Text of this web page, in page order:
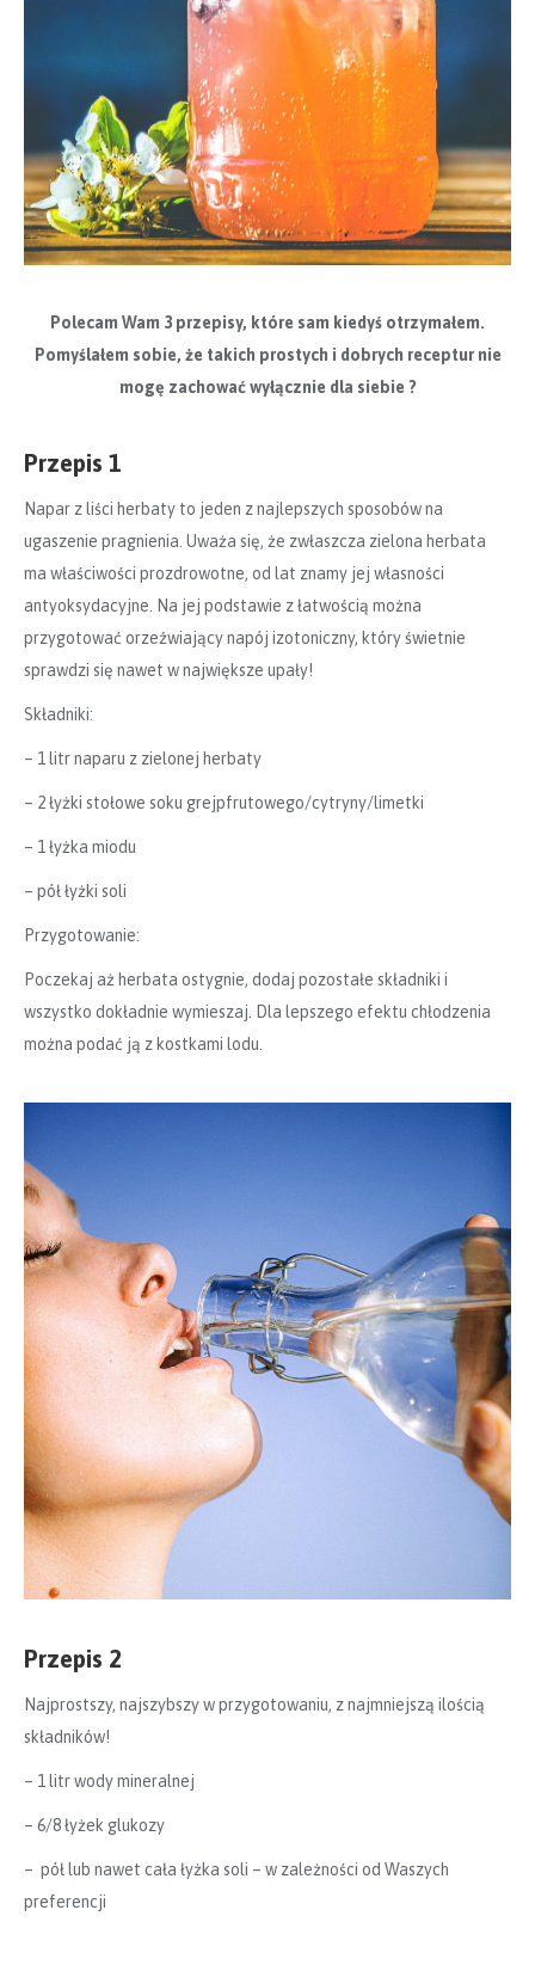
Polecam Wam 3 przepisy, które sam kiedyś otrzymałem.
Pomyślałem sobie, że takich prostych i dobrych receptur nie
mogę zachować wyłącznie dla siebie ?
Przepis 1
Napar z liści herbaty to jeden z najlepszych sposobów na
ugaszenie pragnienia. Uważa się, że zwłaszcza zielona herbata
ma właściwości prozdrowotne, od lat znamy jej własności
antyoksydacyjne. Na jej podstawie z łatwością można
przygotować orzeźwiający napój izotoniczny, który świetnie
sprawdzi się nawet w największe upały!
Składniki:
– 1 litr naparu z zielonej herbaty
– 2 łyżki stołowe soku grejpfrutowego/cytryny/limetki
– 1 łyżka miodu
– pół łyżki soli
Przygotowanie:
Poczekaj aż herbata ostygnie, dodaj pozostałe składniki i
wszystko dokładnie wymieszaj. Dla lepszego efektu chłodzenia
można podać ją z kostkami lodu.
Przepis 2
Najprostszy, najszybszy w przygotowaniu, z najmniejszą ilością
składników!
– 1 litr wody mineralnej
– 6/8 łyżek glukozy
– pół lub nawet cała łyżka soli – w zależności od Waszych
preferencji